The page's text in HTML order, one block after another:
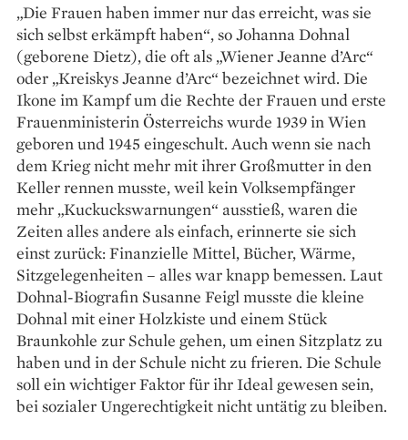
„Die Frauen haben immer nur das ­erreicht, was sie
sich selbst erkämpft haben“, so Johanna Dohnal
(geborene Dietz), die oft als „Wiener Jeanne d’Arc“
oder „Kreiskys Jeanne d’Arc“ bezeichnet wird. Die
Ikone im Kampf um die Rechte der Frauen und erste
Frauenministerin Österreichs wurde 1939 in Wien
geboren und 1945 eingeschult. Auch wenn sie nach
dem Krieg nicht mehr mit ihrer Großmutter in den
Keller rennen musste, weil kein Volksempfänger
mehr „Kuckuckswarnungen“ ausstieß, waren die
Zeiten alles andere als einfach, er­innerte sie sich
einst zurück: Finanzielle Mittel, Bücher, Wärme,
Sitzgelegenheiten – alles war knapp bemessen. Laut
Dohnal-Biografin ­Susanne Feigl musste die kleine
Dohnal mit einer Holzkiste und einem Stück
Braunkohle zur ­Schule ­gehen, um einen Sitzplatz zu
haben und in der Schule nicht zu ­frieren. Die ­Schule
soll ein wichtiger Faktor für ihr Ideal gewesen sein,
bei sozialer Un­gerechtigkeit nicht untätig zu bleiben.